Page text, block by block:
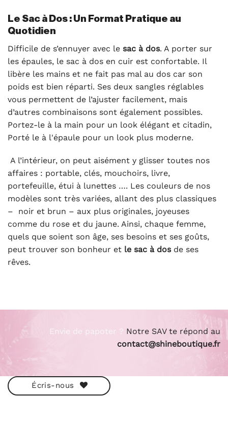
Le Sac à Dos : Un Format Pratique au
Quotidien
Difficile de s’ennuyer avec le sac à dos. A porter sur
les épaules, le sac à dos en cuir est confortable. Il
libère les mains et ne fait pas mal au dos car son
poids est bien réparti. Ses deux sangles réglables
vous permettent de l’ajuster facilement, mais
d’autres combinaisons sont également possibles.
Portez-le à la main pour un look élégant et citadin,
Porté le à l'épaule pour un look plus moderne.
A l’intérieur, on peut aisément y glisser toutes nos
affaires : portable, clés, mouchoirs, livre,
portefeuille, étui à lunettes …. Les couleurs de nos
modèles sont très variées, allant des plus classiques
– noir et brun – aux plus originales, joyeuses
comme du rose et du jaune. Ainsi, chaque femme,
quels que soient son âge, ses besoins et ses goûts,
peut trouver son bonheur et le sac à dosde ses
rêves.
Envie de papoter ? Notre SAV te répond au
contact@shineboutique.fr
Écris-nous